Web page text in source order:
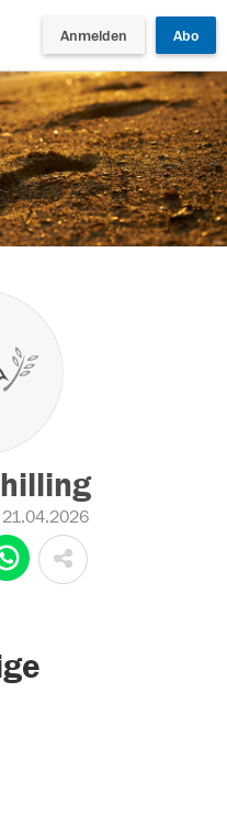
Anmelden Abo
21.04.2026